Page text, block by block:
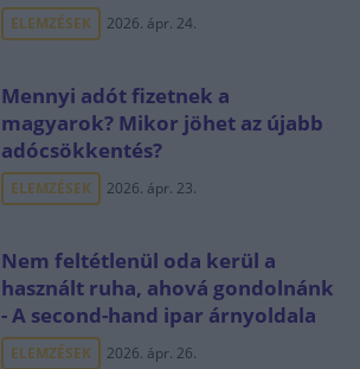
ELEMZÉSEK 2026. ápr. 24.
Mennyi adót fizetnek a
magyarok? Mikor jöhet az újabb
adócsökkentés?
ELEMZÉSEK 2026. ápr. 23.
Nem feltétlenül oda kerül a
használt ruha, ahová gondolnánk
- A second-hand ipar árnyoldala
ELEMZÉSEK 2026. ápr. 26.